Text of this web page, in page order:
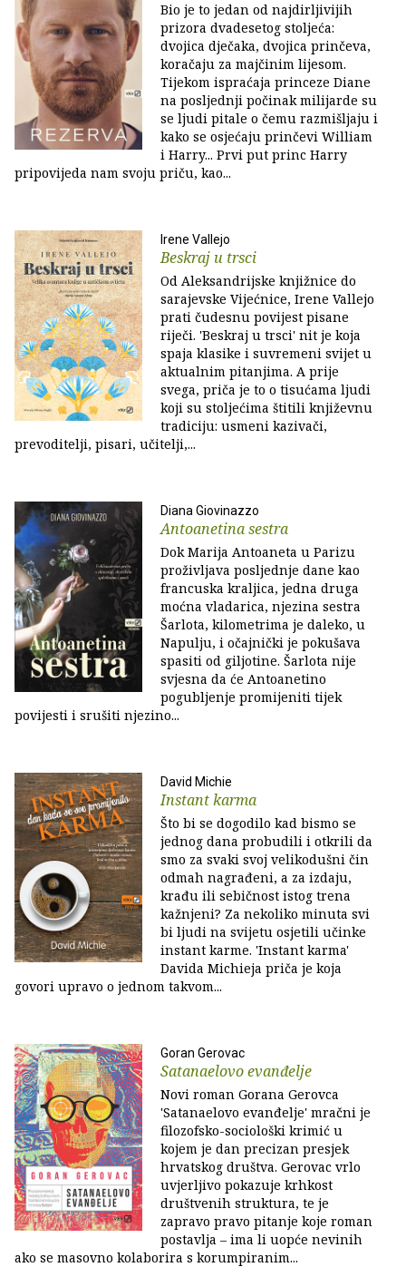
Bio je to jedan od najdirljivijih
prizora dvadesetog stoljeća:
dvojica dječaka, dvojica prinčeva,
koračaju za majčinim lijesom.
Tijekom ispraćaja princeze Diane
na posljednji počinak milijarde su
se ljudi pitale o čemu razmišljaju i
kako se osjećaju prinčevi William
i Harry... Prvi put princ Harry
pripovijeda nam svoju priču, kao...
Irene Vallejo
Beskraj u trsci
Od Aleksandrijske knjižnice do
sarajevske Vijećnice, Irene Vallejo
prati čudesnu povijest pisane
riječi. 'Beskraj u trsci' nit je koja
spaja klasike i suvremeni svijet u
aktualnim pitanjima. A prije
svega, priča je to o tisućama ljudi
koji su stoljećima štitili književnu
tradiciju: usmeni kazivači,
prevoditelji, pisari, učitelji,...
Diana Giovinazzo
Antoanetina sestra
Dok Marija Antoaneta u Parizu
proživljava posljednje dane kao
francuska kraljica, jedna druga
moćna vladarica, njezina sestra
Šarlota, kilometrima je daleko, u
Napulju, i očajnički je pokušava
spasiti od giljotine. Šarlota nije
svjesna da će Antoanetino
pogubljenje promijeniti tijek
povijesti i srušiti njezino...
David Michie
Instant karma
Što bi se dogodilo kad bismo se
jednog dana probudili i otkrili da
smo za svaki svoj velikodušni čin
odmah nagrađeni, a za izdaju,
krađu ili sebičnost istog trena
kažnjeni? Za nekoliko minuta svi
bi ljudi na svijetu osjetili učinke
instant karme. 'Instant karma'
Davida Michieja priča je koja
govori upravo o jednom takvom...
Goran Gerovac
Satanaelovo evanđelje
Novi roman Gorana Gerovca
'Satanaelovo evanđelje' mračni je
filozofsko-sociološki krimić u
kojem je dan precizan presjek
hrvatskog društva. Gerovac vrlo
uvjerljivo pokazuje krhkost
društvenih struktura, te je
zapravo pravo pitanje koje roman
postavlja – ima li uopće nevinih
ako se masovno kolaborira s korumpiranim...